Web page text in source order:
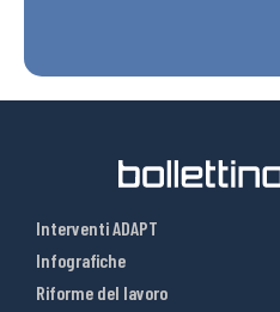
Interventi ADAPT
Infografiche
Riforme del lavoro